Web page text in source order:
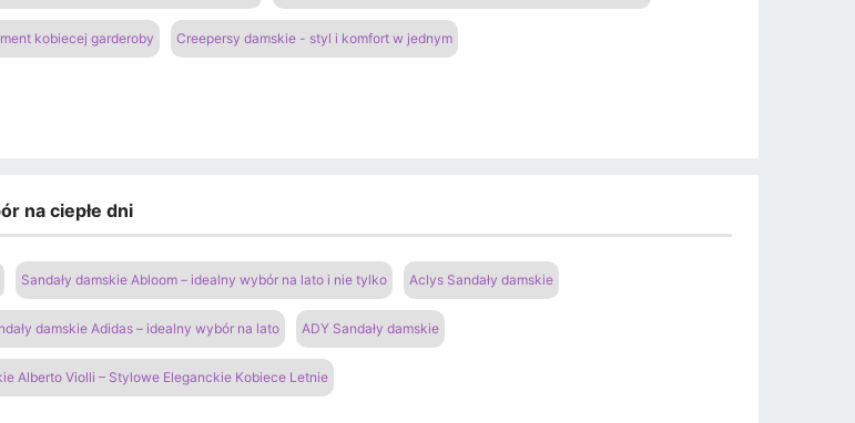
kobiecej garderoby Creepersy damskie - styl i komfort w jednym
na ciepłe dni
Sandały damskie Abloom – idealny wybór na lato i nie tylko Aclys Sandały damskie
damskie Adidas – idealny wybór na lato ADY Sandały damskie
Alberto Violli – Stylowe Eleganckie Kobiece Letnie